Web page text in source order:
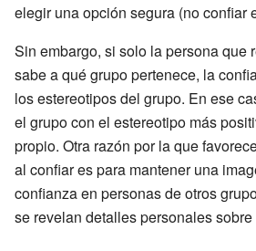
elegir una opción segura (no confiar
Sin embargo, si solo la persona que
sabe a qué grupo pertenece, la
los estereotipos del grupo. En ese
el grupo con el estereotipo más
propio. Otra razón por la que
al confiar es para mantener una
confianza en personas de otros
se revelan detalles personales